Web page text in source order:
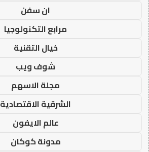
ان سفن
مرابع التكنولوجيا
خيال التقنية
شوف ويب
مجلة الاسهم
الشرقية الاقتصادية
عالم الايفون
مدونة كوكان